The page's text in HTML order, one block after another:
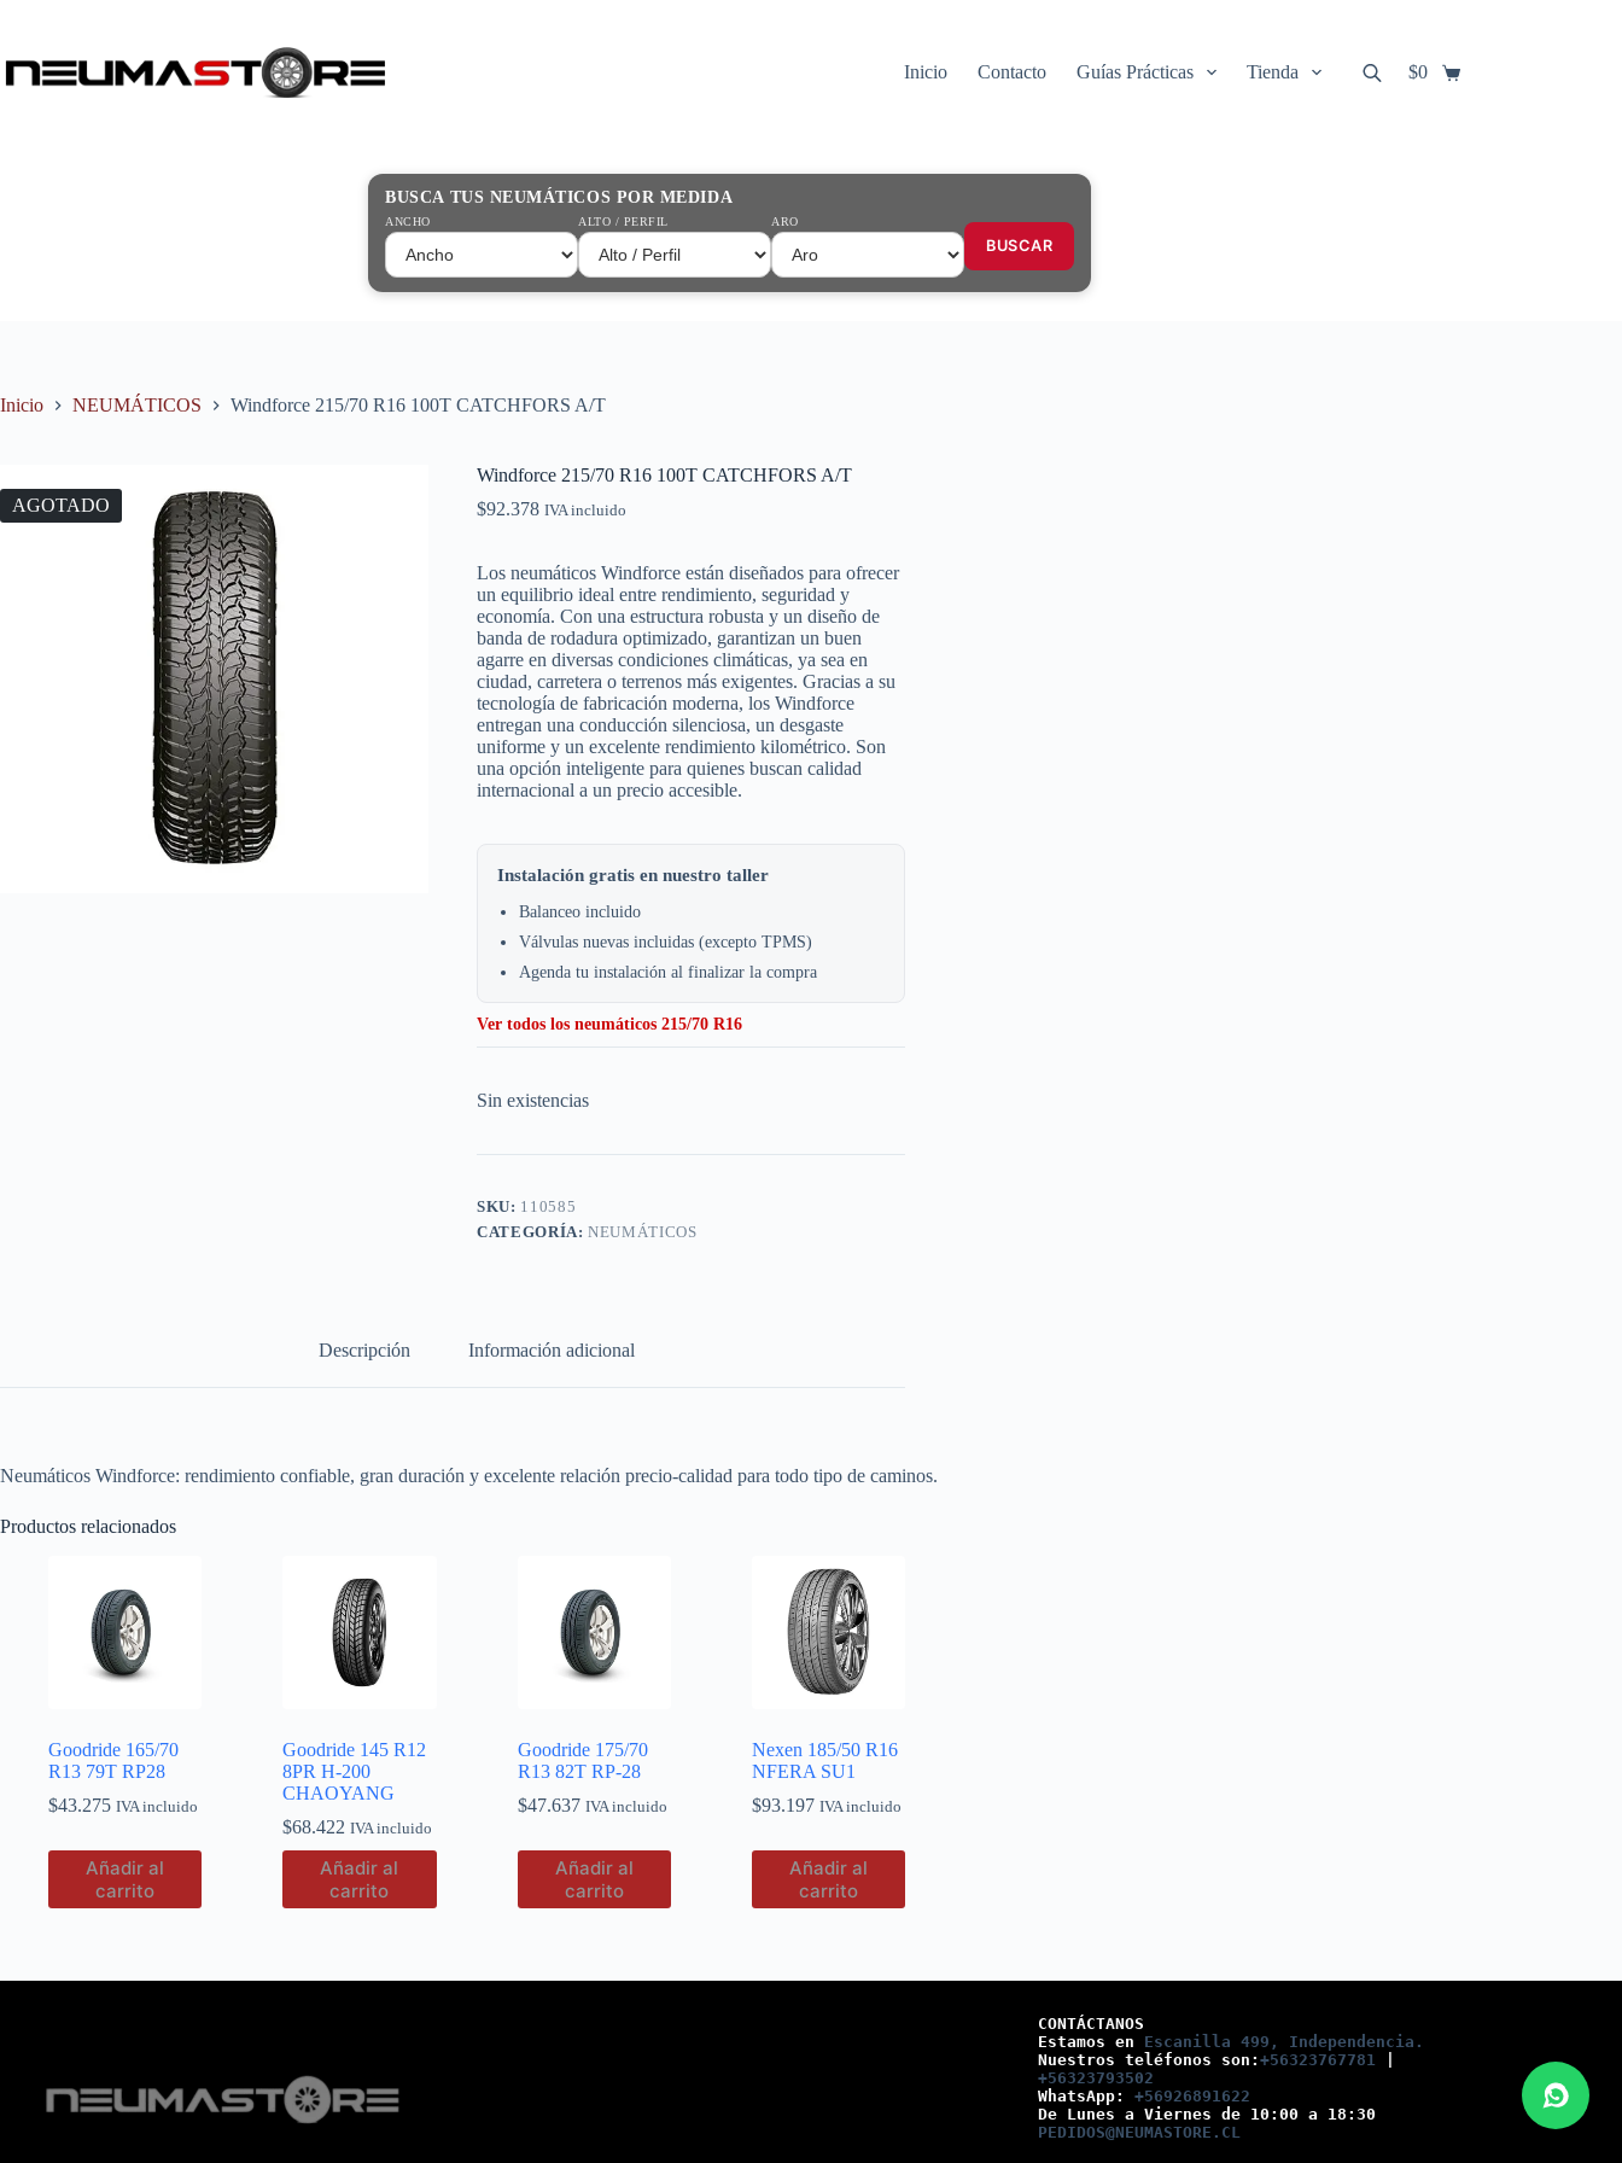
Búsqueda
de
Inicio Contacto Guías Prácticas Tienda
Carro
$0
BUSCA TUS NEUMÁTICOS POR MEDIDA
ANCHO ALTO / PERFIL ARO
BUSCAR
Inicio NEUMÁTICOS Windforce 215/70 R16 100T CATCHFORS A/T
AGOTADO
Windforce 215/70 R16 100T CATCHFORS A/T
$92.378 IVA incluido
Los neumáticos Windforce están diseñados para ofrecer
un equilibrio ideal entre rendimiento, seguridad y
economía. Con una estructura robusta y un diseño de
banda de rodadura optimizado, garantizan un buen
agarre en diversas condiciones climáticas, ya sea en
ciudad, carretera o terrenos más exigentes. Gracias a su
tecnología de fabricación moderna, los Windforce
entregan una conducción silenciosa, un desgaste
uniforme y un excelente rendimiento kilométrico. Son
una opción inteligente para quienes buscan calidad
internacional a un precio accesible.
Instalación gratis en nuestro taller
Balanceo incluido
Válvulas nuevas incluidas (excepto TPMS)
Agenda tu instalación al finalizar la compra
Ver todos los neumáticos 215/70 R16
Sin existencias
SKU: 110585
CATEGORÍA:NEUMÁTICOS
Descripción Información adicional
Neumáticos Windforce: rendimiento confiable, gran duración y excelente relación precio-calidad para todo tipo de caminos.
Productos relacionados
Goodride 165/70
R13 79T RP28
$43.275 IVA incluido
Añadir al
carrito
Goodride 145 R12
8PR H-200
CHAOYANG
$68.422 IVA incluido
Añadir al
carrito
Goodride 175/70
R13 82T RP-28
$47.637 IVA incluido
Añadir al
carrito
Nexen 185/50 R16
NFERA SU1
$93.197 IVA incluido
Añadir al
carrito
CONTÁCTANOS
Estamos en Escanilla 499, Independencia.
Nuestros teléfonos son: +56323767781
+56323793502
WhatsApp: +56926891622
De Lunes a Viernes de 10:00 a 18:30
PEDIDOS@NEUMASTORE.CL